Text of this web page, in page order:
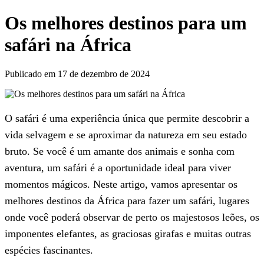
Os melhores destinos para um
safári na África
Publicado em 17 de dezembro de 2024
O safári é uma experiência única que permite descobrir a
vida selvagem e se aproximar da natureza em seu estado
bruto. Se você é um amante dos animais e sonha com
aventura, um safári é a oportunidade ideal para viver
momentos mágicos. Neste artigo, vamos apresentar os
melhores destinos da África para fazer um safári, lugares
onde você poderá observar de perto os majestosos leões, os
imponentes elefantes, as graciosas girafas e muitas outras
espécies fascinantes.